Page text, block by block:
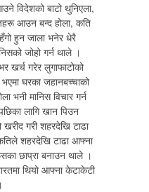
विदेशको बाटो थुनिएला,
आउन बन्द होला, कति
हुन जाला भनेर धेरै
जोहो गर्न थाले ।
खर्च गरेर लुगाफाटोको
घरका जहानबच्चाको
भनी मानिस विचार गर्न
लागि खान पिउन
गरी शहरदेखि टाढा
शहरदेखि टाढा आफ्ना
छाप्रा बनाउन थाले ।
थियो आफ्ना केटाकेटी